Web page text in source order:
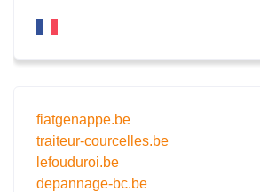
fiatgenappe.be
traiteur-courcelles.be
lefouduroi.be
depannage-bc.be